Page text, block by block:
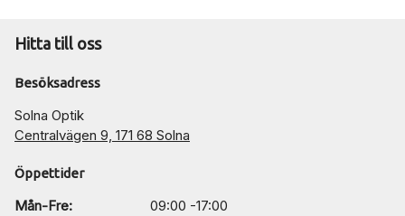
Hitta till oss
Besöksadress
Solna Optik
Centralvägen 9, 171 68 Solna
Öppettider
Mån-Fre:
09:00 -17:00